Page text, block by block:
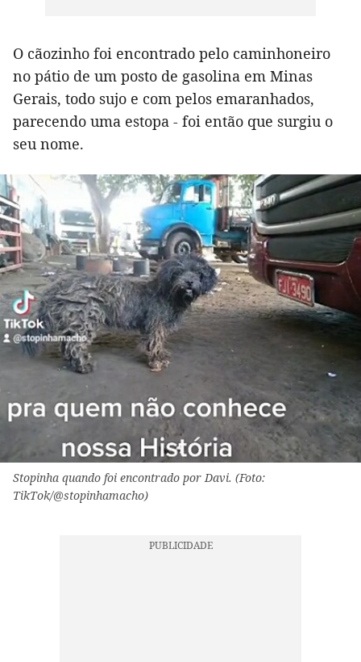
O cãozinho foi encontrado pelo caminhoneiro
no pátio de um posto de gasolina em Minas
Gerais, todo sujo e com pelos emaranhados,
parecendo uma estopa - foi então que surgiu o
seu nome.
Stopinha quando foi encontrado por Davi. (Foto:
TikTok/@stopinhamacho)